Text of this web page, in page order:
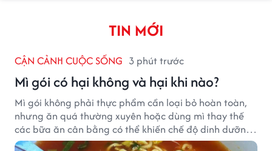
TIN MỚI
CẬN CẢNH CUỘC SỐNG 3 phút trước
Mì gói có hại không và hại khi nào?
Mì gói không phải thực phẩm cần loại bỏ hoàn toàn,
nhưng ăn quá thường xuyên hoặc dùng mì thay thế
các bữa ăn cân bằng có thể khiến chế độ dinh dưỡng
mất cân đối.